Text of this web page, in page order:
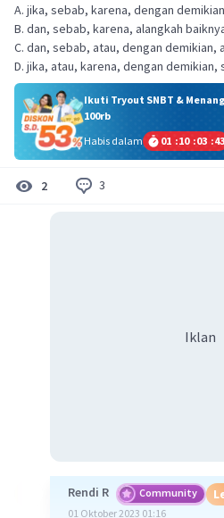
A. jika, sebab, karena, dengan
B. dan, sebab, karena, alangkah
C. dan, sebab, atau, dengan demikian,
D. jika, atau, karena, dengan
Ikuti Tryout SNBT &
100rb
Habis dalam
01 :10 :03 :42
2 3
Iklan
Rendi R Community
01 Oktober 2023 01:16